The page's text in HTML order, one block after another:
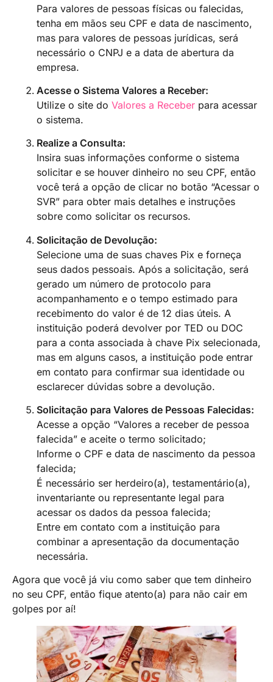
Para valores de pessoas físicas ou falecidas,
tenha em mãos seu CPF e data de nascimento,
mas para valores de pessoas jurídicas, será
necessário o CNPJ e a data de abertura da
empresa.
Acesse o Sistema Valores a Receber:
Utilize o site do Valores a Receber para acessar
o sistema.
Realize a Consulta:
Insira suas informações conforme o sistema
solicitar e se houver dinheiro no seu CPF, então
você terá a opção de clicar no botão “Acessar o
SVR” para obter mais detalhes e instruções
sobre como solicitar os recursos.
Solicitação de Devolução:
Selecione uma de suas chaves Pix e forneça
seus dados pessoais. Após a solicitação, será
gerado um número de protocolo para
acompanhamento e o tempo estimado para
recebimento do valor é de 12 dias úteis. A
instituição poderá devolver por TED ou DOC
para a conta associada à chave Pix selecionada,
mas em alguns casos, a instituição pode entrar
em contato para confirmar sua identidade ou
esclarecer dúvidas sobre a devolução.
Solicitação para Valores de Pessoas Falecidas:
Acesse a opção “Valores a receber de pessoa
falecida” e aceite o termo solicitado;
Informe o CPF e data de nascimento da pessoa
falecida;
É necessário ser herdeiro(a), testamentário(a),
inventariante ou representante legal para
acessar os dados da pessoa falecida;
Entre em contato com a instituição para
combinar a apresentação da documentação
necessária.
Agora que você já viu como saber que tem dinheiro
no seu CPF, então fique atento(a) para não cair em
golpes por aí!